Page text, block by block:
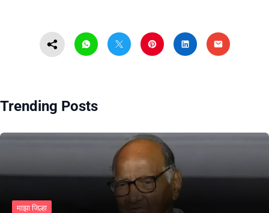
Trending Posts
माझा जिल्हा